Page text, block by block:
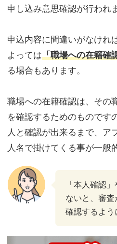
申し込み意思確認が行われ
申込内容に間違いがなけれ
よっては「職場への在籍確
る場合もあります。
職場への在籍確認は、その
を確認するためのものです
人と確認が出来るまで、ア
人名で掛けてくる事が一般
「本人確認
ないと、審
確認するよう